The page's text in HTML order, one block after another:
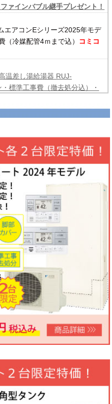
ァインバブル継手プレゼント！
エアコンEシリーズ2025年モデ
（冷媒配管4ｍまで込）
コミコ
温差し湯給湯器 RUJ-
標準工事費（撤去処分込）・
費（冷媒配管4ｍまで込）商品5
！
ツ対象製品の購入・設置・アプ
なくもらえるキャッシュバックキ
ン期間：2026年6月1日～12月
コン霧ヶ峰GVシリーズ10畳用
媒配管4ｍまで込）コミコミ価格
値上げに伴う価格改定について
」工事費コミコミ特価！今
ト！3台限定コミコミ価格
り次第終了となります。
器台数限定大特価！20号オート
セットMFC-250V・標準工事費
コミコミ価格136,800円～